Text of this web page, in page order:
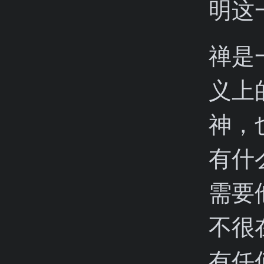
明这
禅是
义
神，
有什
需要
不很